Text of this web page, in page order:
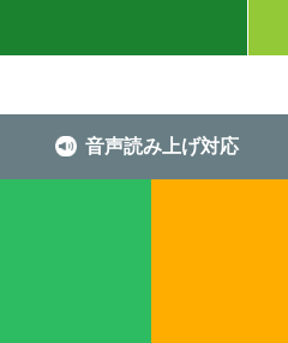
音声読み上げ対応